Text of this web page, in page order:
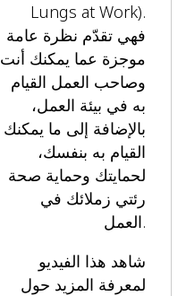
Lungs at Work).
فهي تقدّم نظرة عامة
موجزة عما يمكنك أنت
وصاحب العمل القيام
به في بيئة العمل،
بالإضافة إلى ما يمكنك
القيام به بنفسك،
لحمايتك وحماية صحة
رئتي زملائك في
العمل.
شاهد هذا الفيديو
لمعرفة المزيد حول